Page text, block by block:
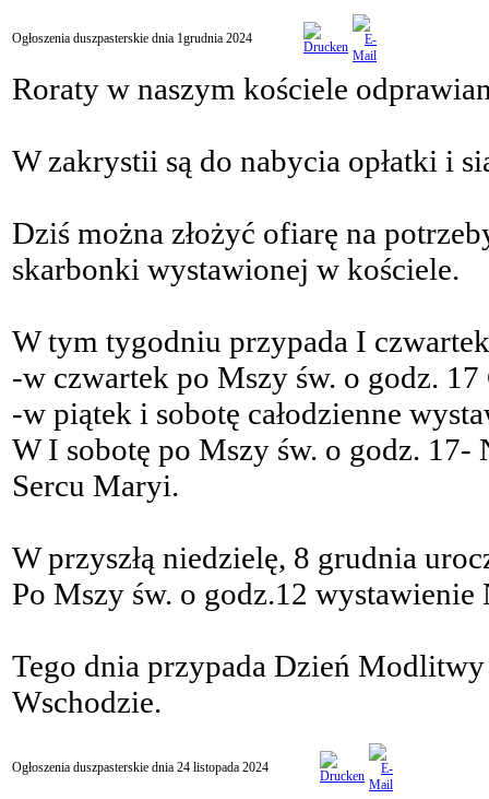
Ogłoszenia duszpasterskie dnia 1grudnia 2024
Roraty w naszym kościele
W zakrystii są do nabycia opłatki i
Dziś można złożyć ofiarę na
skarbonki wystawionej w kościele.
W tym tygodniu przypada I
-w czwartek po Mszy św. o godz.
-w piątek i sobotę całodzienne
W I sobotę po Mszy św. o godz. 17-
Sercu Maryi.
W przyszłą niedzielę, 8 grudnia
Po Mszy św. o godz.12
Tego dnia przypada Dzień
Wschodzie.
Ogłoszenia duszpasterskie dnia 24 listopada 2024